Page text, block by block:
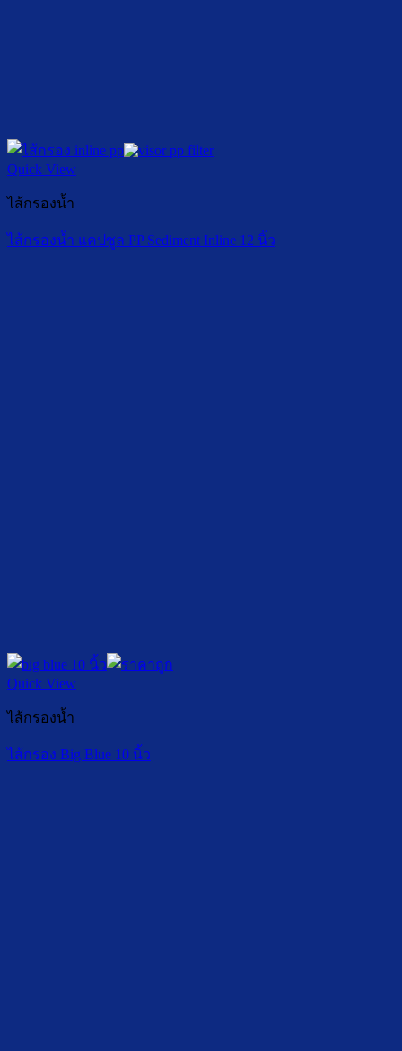
Quick View
ไส้กรองน้ำ
ไส้กรองน้ำ แคปซูล PP Sediment Inline 12 นิ้ว
Quick View
ไส้กรองน้ำ
ไส้กรอง Big Blue 10 นิ้ว